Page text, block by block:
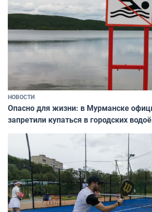
НОВОСТИ
Опасно для жизни: в Мурманске
запретили купаться в городских